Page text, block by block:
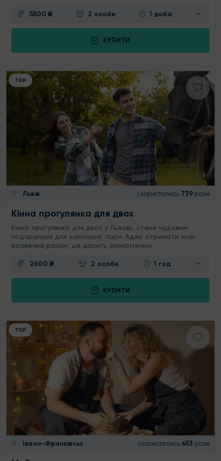
5500 ₴ 2 особи 1 доба
КУПИТИ
ТОР
Львів скористались 739 разів
Кінна прогулянка для двох
Кінна прогулянка для двох у Львові, стане чудовим
подарунком для закоханої пари. Адже отримати нові
враження разом, це досить романтично.
2600 ₴ 2 особи 1 год
КУПИТИ
ТОР
Івано-Франківськ скористались 653 разів